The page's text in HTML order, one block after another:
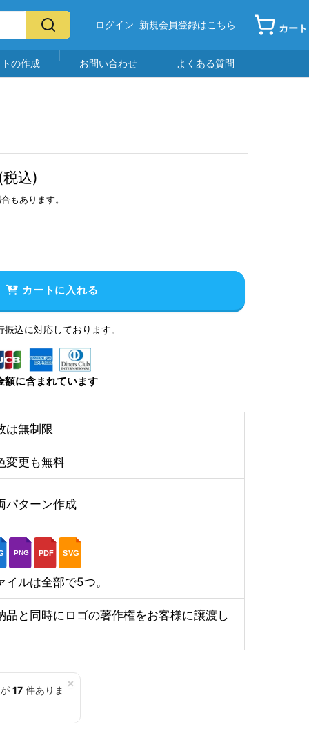
ログイン 新規会員登録はこちら カート
の作成 お問い合わせ よくある質問
(税込)
もあります。
カートに入れる
込に対応しております。
額に含まれています
は無制限
変更も無料
パターン作成
PNG PDF SVG
イルは全部で5つ。
品と同時にロゴの著作権をお客様に譲渡し
×
17 件ありま